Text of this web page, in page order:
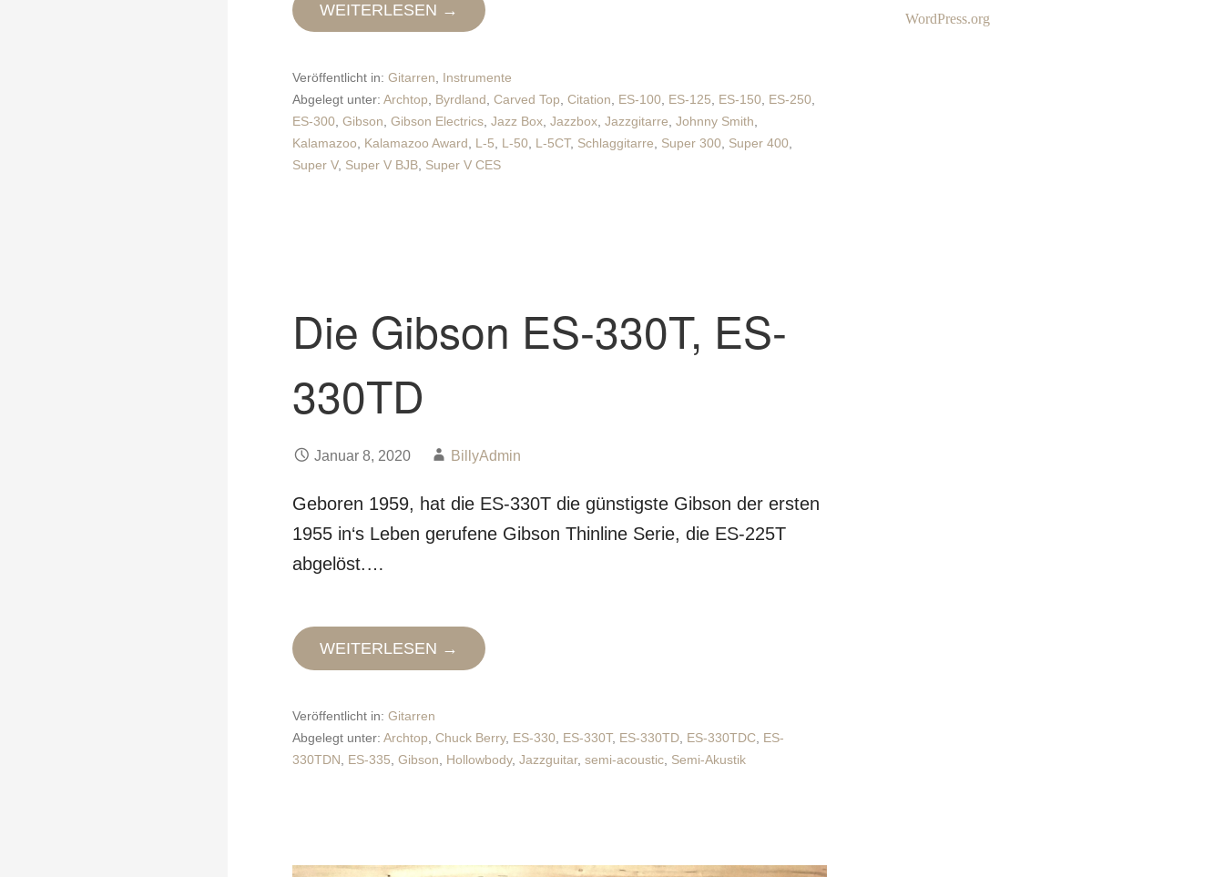
WEITERLESEN →
Veröffentlicht in: Gitarren, Instrumente
Abgelegt unter: Archtop, Byrdland, Carved Top, Citation, ES-100, ES-125, ES-150, ES-250,
ES-300, Gibson, Gibson Electrics, Jazz Box, Jazzbox, Jazzgitarre, Johnny Smith,
Kalamazoo, Kalamazoo Award, L-5, L-50, L-5CT, Schlaggitarre, Super 300, Super 400,
Super V, Super V BJB, Super V CES
Die Gibson ES-330T, ES-
330TD
Januar 8, 2020 BillyAdmin
Geboren 1959, hat die ES-330T die günstigste Gibson der ersten
1955 in‘s Leben gerufene Gibson Thinline Serie, die ES-225T
abgelöst.…
WEITERLESEN →
Veröffentlicht in: Gitarren
Abgelegt unter: Archtop, Chuck Berry, ES-330, ES-330T, ES-330TD, ES-330TDC, ES-
330TDN, ES-335, Gibson, Hollowbody, Jazzguitar, semi-acoustic, Semi-Akustik
WordPress.org